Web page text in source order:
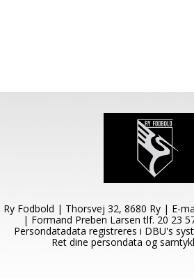
Ry Fodbold | Thorsvej 32, 8680 Ry | E-
| Formand Preben Larsen tlf. 20 23
Persondatadata registreres i DBU's
Ret dine persondata og